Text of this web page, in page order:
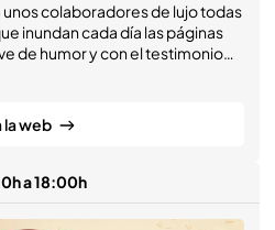
unos colaboradores de lujo todas
inundan cada día las páginas
de humor y con el testimonio
social y cultural.
la web
a 18:00h